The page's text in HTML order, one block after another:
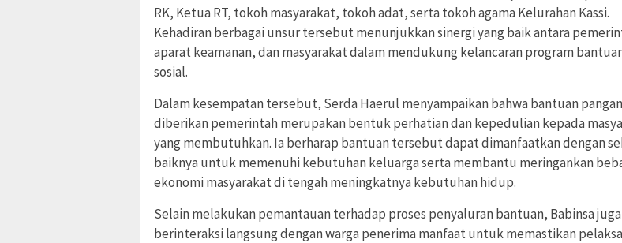
RK, Ketua RT, tokoh masyarakat, tokoh adat, serta tokoh agama Kelurahan Kassi.
Kehadiran berbagai unsur tersebut menunjukkan sinergi yang baik antara
aparat keamanan, dan masyarakat dalam mendukung kelancaran program
sosial.
Dalam kesempatan tersebut, Serda Haerul menyampaikan bahwa bantuan
diberikan pemerintah merupakan bentuk perhatian dan kepedulian kepada
yang membutuhkan. Ia berharap bantuan tersebut dapat dimanfaatkan dengan
baiknya untuk memenuhi kebutuhan keluarga serta membantu meringankan
ekonomi masyarakat di tengah meningkatnya kebutuhan hidup.
Selain melakukan pemantauan terhadap proses penyaluran bantuan, Babinsa juga
berinteraksi langsung dengan warga penerima manfaat untuk memastikan